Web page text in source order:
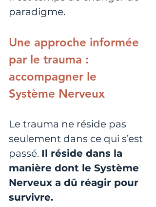
paradigme.
Une approche informée
par le trauma :
accompagner le
Système Nerveux
Le trauma ne réside pas
seulement dans ce qui s’est
passé. Il réside dans la
manière dont le Système
Nerveux a dû réagir pour
survivre.